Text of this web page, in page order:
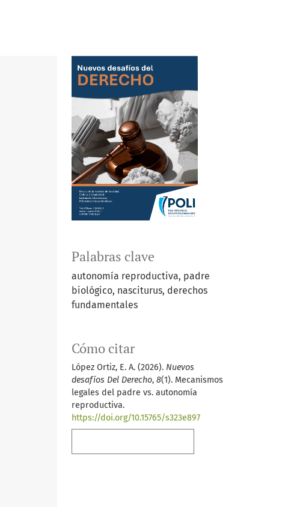
Palabras clave
autonomía reproductiva, padre
biológico, nasciturus, derechos
fundamentales
Cómo citar
López Ortiz, E. A. (2026). Nuevos
desafíos Del Derecho, 8(1). Mecanismos
legales del padre vs. autonomía
reproductiva.
https://doi.org/10.15765/s323e897